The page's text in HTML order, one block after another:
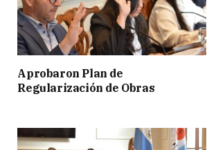
Aprobaron Plan de
Regularización de Obras